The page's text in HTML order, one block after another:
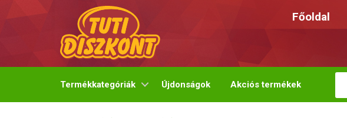
Főoldal
Termékkategóriák Újdonságok Akciós termékek